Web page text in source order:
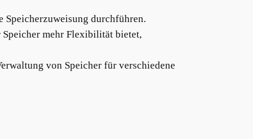
Speicherzuweisung durchführen.
Speicher mehr Flexibilität bietet,
von Speicher für verschiedene